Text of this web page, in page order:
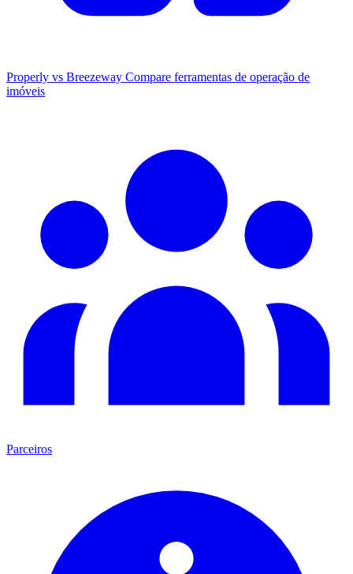
Properly vs Breezeway Compare ferramentas de operação de
imóveis
Parceiros